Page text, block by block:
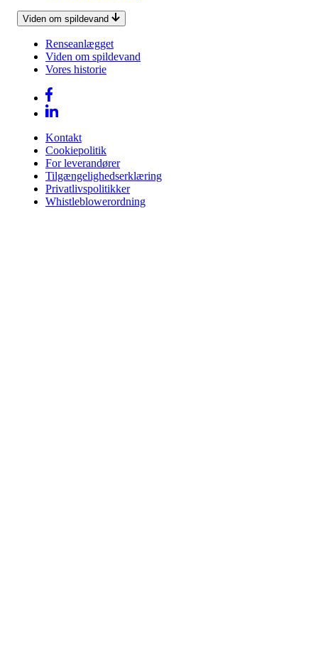
Viden om spildevand
Renseanlægget
Viden om spildevand
Vores historie
Kontakt
Cookiepolitik
For leverandører
Tilgængelighedserklæring
Privatlivspolitikker
Whistleblowerordning